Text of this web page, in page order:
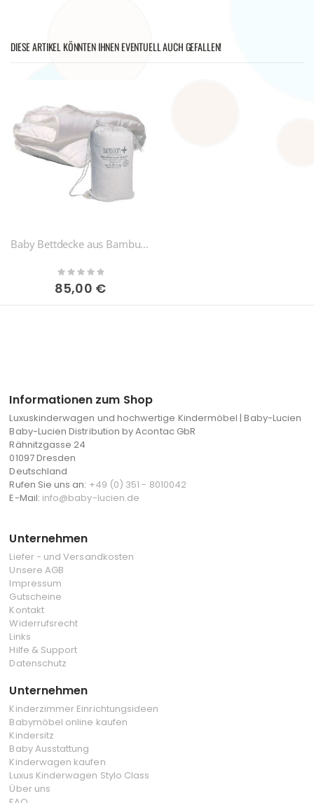
DIESE ARTIKEL KÖNNTEN IHNEN EVENTUELL AUCH GEFALLEN!
Baby Bettdecke aus Bambus von Bamboom
Rating:
0%
85,00 €
Informationen zum Shop
Luxuskinderwagen und hochwertige Kindermöbel | Baby-Lucien
Baby-Lucien Distribution by Acontac GbR
Rähnitzgasse 24
01097 Dresden
Deutschland
Rufen Sie uns an: +49 (0) 351 - 8010042
E-Mail: info@baby-lucien.de
Unternehmen
Liefer - und Versandkosten
Unsere AGB
Impressum
Gutscheine
Kontakt
Widerrufsrecht
Links
Hilfe & Support
Datenschutz
Unternehmen
Kinderzimmer Einrichtungsideen
Babymöbel online kaufen
Kindersitz
Baby Ausstattung
Kinderwagen kaufen
Luxus Kinderwagen Stylo Class
Über uns